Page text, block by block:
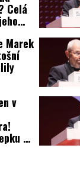
Celá
Marek
v
si